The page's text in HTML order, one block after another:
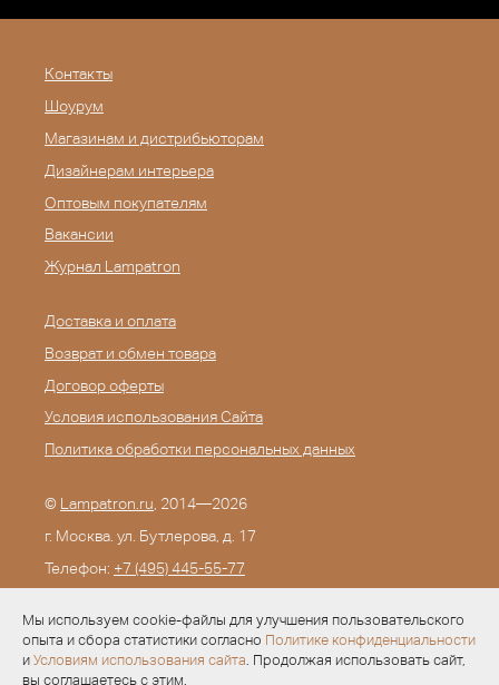
Мы используем cookie-файлы для улучшения пользовательского
опыта и сбора статистики согласно Политике конфиденциальности
и Условиям использования сайта. Продолжая использовать сайт,
вы соглашаетесь с этим.
Контакты
Шоурум
Магазинам и дистрибьюторам
Дизайнерам интерьера
Оптовым покупателям
Вакансии
Журнал Lampatron
Доставка и оплата
Возврат и обмен товара
Договор оферты
Условия использования Сайта
Политика обработки персональных данных
© Lampatron.ru , 2014—2026
г. Москва. ул. Бутлерова, д. 17
Телефон: +7 (495) 445-55-77
Разработка —Evid.ru